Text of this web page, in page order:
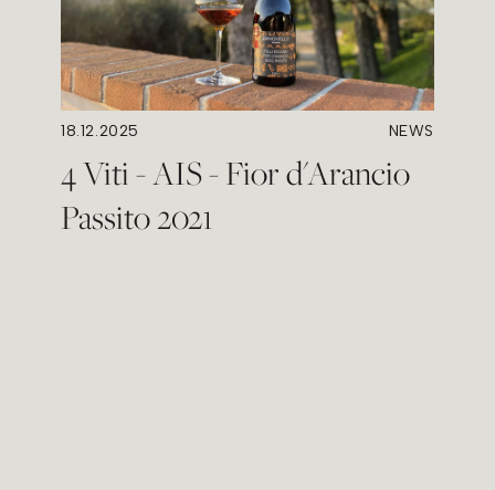
18.12.2025 NEWS
4 Viti - AIS - Fior d'Arancio
Passito 2021